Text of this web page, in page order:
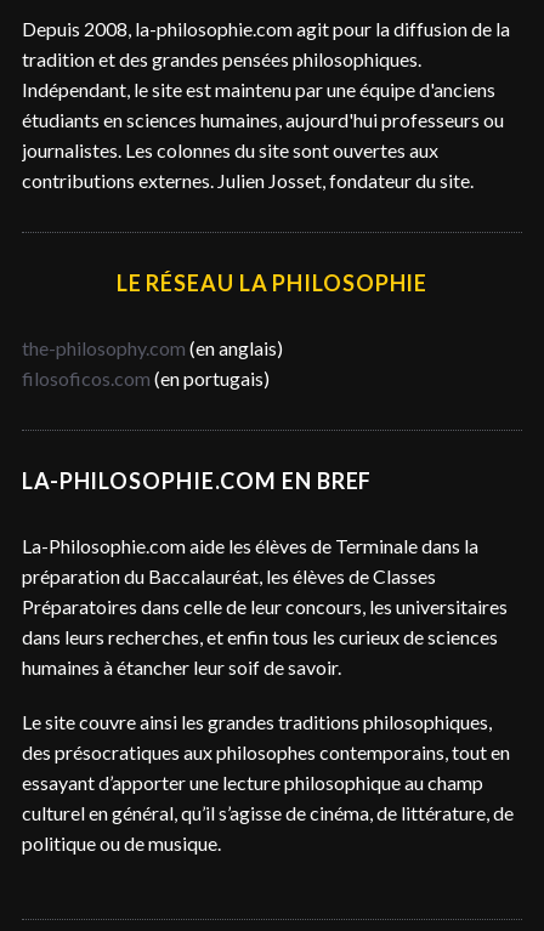
Depuis 2008, la-philosophie.com agit pour la diffusion de la
tradition et des grandes pensées philosophiques.
Indépendant, le site est maintenu par une équipe d'anciens
étudiants en sciences humaines, aujourd'hui professeurs ou
journalistes. Les colonnes du site sont ouvertes aux
contributions externes. Julien Josset, fondateur du site.
LE RÉSEAU LA PHILOSOPHIE
the-philosophy.com (en anglais)
filosoficos.com (en portugais)
LA-PHILOSOPHIE.COM EN BREF
La-Philosophie.com aide les élèves de Terminale dans la
préparation du Baccalauréat, les élèves de Classes
Préparatoires dans celle de leur concours, les universitaires
dans leurs recherches, et enfin tous les curieux de sciences
humaines à étancher leur soif de savoir.
Le site couvre ainsi les grandes traditions philosophiques,
des présocratiques aux philosophes contemporains, tout en
essayant d’apporter une lecture philosophique au champ
culturel en général, qu’il s’agisse de cinéma, de littérature, de
politique ou de musique.